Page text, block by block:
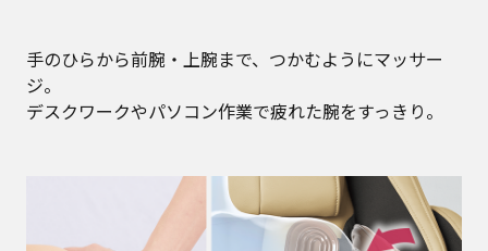
手のひらから前腕・上腕まで、つかむようにマッサー
ジ。
デスクワークやパソコン作業で疲れた腕をすっきり。